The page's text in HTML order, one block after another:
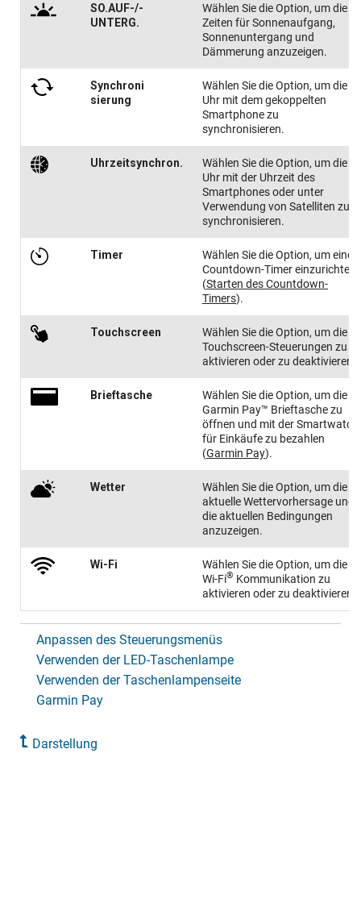
SO.AUF-/-
UNTERG.
Wählen Sie die Option, um die
Zeiten für Sonnenaufgang,
Sonnenuntergang und
Dämmerung anzuzeigen.
Synchroni​
sierung
Wählen Sie die Option, um die
Uhr mit dem gekoppelten
Smartphone zu
synchronisieren.
Uhrzeitsynchron.
Wählen Sie die Option, um die
Uhr mit der Uhrzeit des
Smartphones oder unter
Verwendung von Satelliten zu
synchronisieren.
Timer
Wählen Sie die Option, um einen
Countdown-Timer einzurichten
(Starten des Countdown-
Timers).
Touch​screen
Wählen Sie die Option, um die
Touchscreen-Steuerungen zu
aktivieren oder zu deaktivieren.
Briefta​sche
Wählen Sie die Option, um die
Garmin Pay™ Brieftasche zu
öffnen und mit der Smartwatch
für Einkäufe zu bezahlen
(Garmin Pay).
Wetter
Wählen Sie die Option, um die
aktuelle Wettervorhersage und
die aktuellen Bedingungen
anzuzeigen.
Wi-Fi
Wählen Sie die Option, um die
Wi‑Fi® Kommunikation zu
aktivieren oder zu deaktivieren.
Anpassen des Steuerungsmenüs
Verwenden der LED-Taschenlampe
Verwenden der Taschenlampenseite
Garmin Pay
Darstellung